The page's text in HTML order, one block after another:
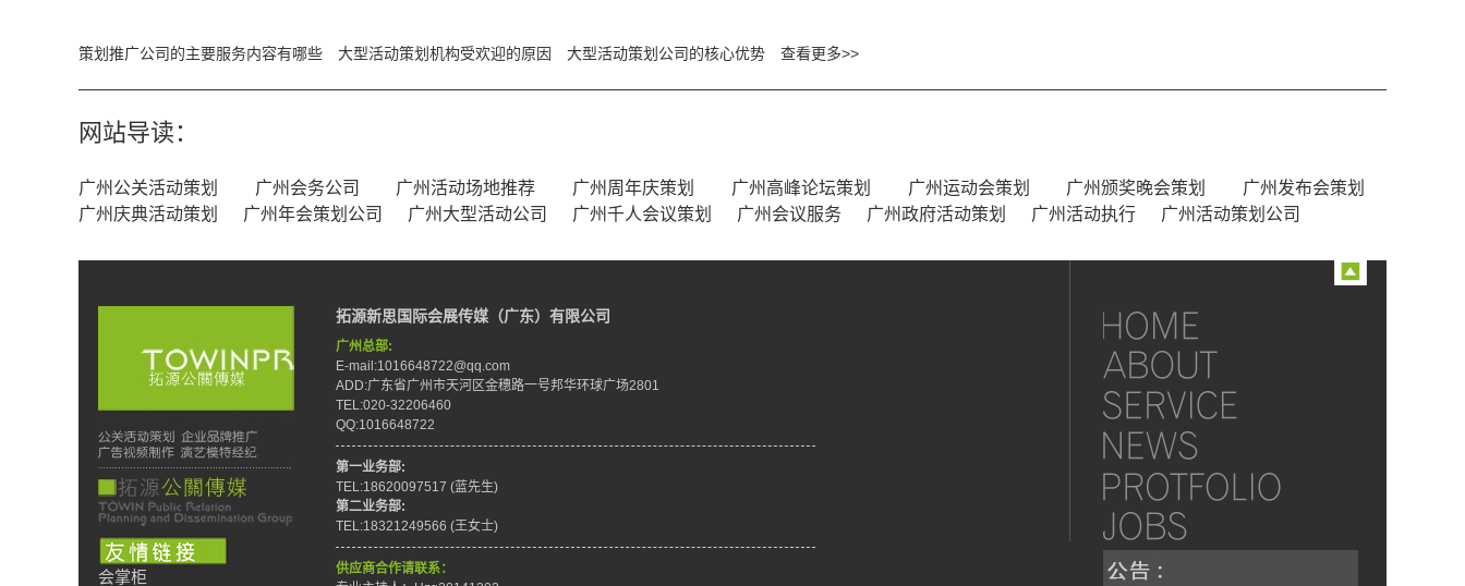
策划推广公司的主要服务内容有哪些 大型活动策划机构受欢迎的原因 大型活动策划公司的核心优势 查看更多>>
网站导读：
广州公关活动策划 广州会务公司 广州活动场地推荐 广州周年庆策划 广州高峰论坛策划 广州运动会策划 广州颁奖晚会策划
广州发布会策划
广州庆典活动策划
广州年会策划公司 广州大型活动公司 广州千人会议策划 广州会议服务 广州政府活动策划 广州活动执行 广州活动策划公司
会掌柜
拓源新思国际会展传媒（广东）有限公司
广州总部:
E-mail:1016648722@qq.com
ADD:广东省广州市天河区金穗路一号邦华环球广场2801
TEL:020-32206460
QQ:1016648722
第一业务部:
TEL:18620097517 (蓝先生)
第二业务部:
TEL:18321249566 (王女士)
供应商合作请联系：